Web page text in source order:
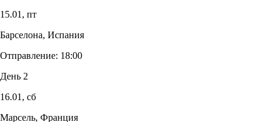
15.01, пт
Барселона, Испания
Отправление: 18:00
День 2
16.01, сб
Марсель, Франция